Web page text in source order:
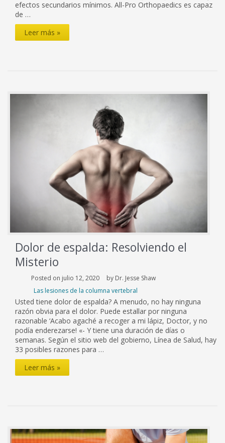
efectos secundarios mínimos. All-Pro Orthopaedics es capaz
de …
¿Qué
tratamiento
Leer más »
Dolor de espalda: Resolviendo el
Misterio
Posted on julio 12, 2020
by Dr. Jesse Shaw
Las lesiones de la columna vertebral
Usted tiene dolor de espalda? A menudo, no hay ninguna
razón obvia para el dolor. Puede estallar por ninguna
razonable ‘Acabo agaché a recoger a mi lápiz, Doctor, y no
podía enderezarse! «- Y tiene una duración de días o
semanas. Según el sitio web del gobierno, Línea de Salud, hay
33 posibles razones para …
Dolor
Misterio
Leer más »